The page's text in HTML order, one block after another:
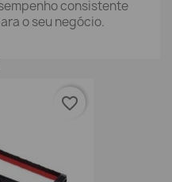
consistente
o seu negócio.
favorite_border